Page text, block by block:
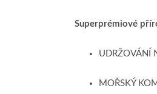
Superprémiové
UDRŽOVÁNÍ
MOŘSKÝ